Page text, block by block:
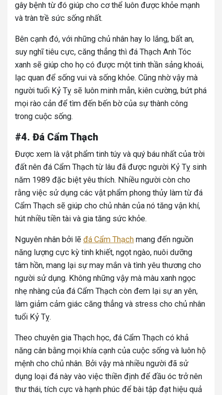
gây bệnh từ đó giúp cho cơ thể luôn được khỏe mạnh
và tràn trề sức sống nhất.
Bên cạnh đó, với những chủ nhân hay lo lắng, bất an,
suy nghĩ tiêu cực, căng thẳng thì đá Thạch Anh Tóc
xanh sẽ giúp cho họ có được một tinh thần sảng khoái,
lạc quan để sống vui và sống khỏe. Cũng nhờ vậy mà
người tuổi Kỷ Tỵ sẽ luôn minh mẫn, kiên cường, bứt phá
mọi rào cản để tìm đến bến bờ của sự thành công
trong cuộc sống.
#4. Đá Cẩm Thạch
Được xem là vật phẩm tinh túy và quý báu nhất của trời
đất nên đá Cẩm Thạch từ lâu đã được người Kỷ Tỵ sinh
năm 1989 đặc biệt yêu thích. Nhiều người còn cho
rằng việc sử dụng các vật phẩm phong thủy làm từ đá
Cẩm Thạch sẽ giúp cho chủ nhân của nó tăng vận khí,
hút nhiều tiền tài và gia tăng sức khỏe.
Nguyên nhân bởi lẽ đá Cẩm Thạch mang đến nguồn
năng lượng cực kỳ tinh khiết, ngọt ngào, nuôi dưỡng
tâm hồn, mang lại sự may mắn và tình yêu thương cho
người sử dụng. Không những vậy mà màu xanh ngọc
nhẹ nhàng của đá Cẩm Thạch còn đem lại sự an yên,
làm giảm cảm giác căng thẳng và stress cho chủ nhân
tuổi Kỷ Tỵ.
Theo chuyên gia Thạch học, đá Cẩm Thạch có khả
năng cân bằng mọi khía cạnh của cuộc sống và luôn hộ
mệnh cho chủ nhân. Bởi vậy mà nhiều người đã sử
dụng loại đá này vào việc thiền định để đầu óc trở nên
thư thái, tích cực và hạnh phúc để bài tập đạt hiệu quả